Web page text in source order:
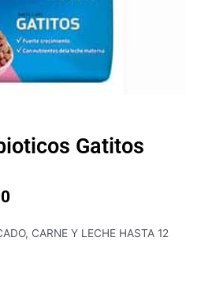
Gatitos
precios:
CARNE Y LECHE HASTA 12